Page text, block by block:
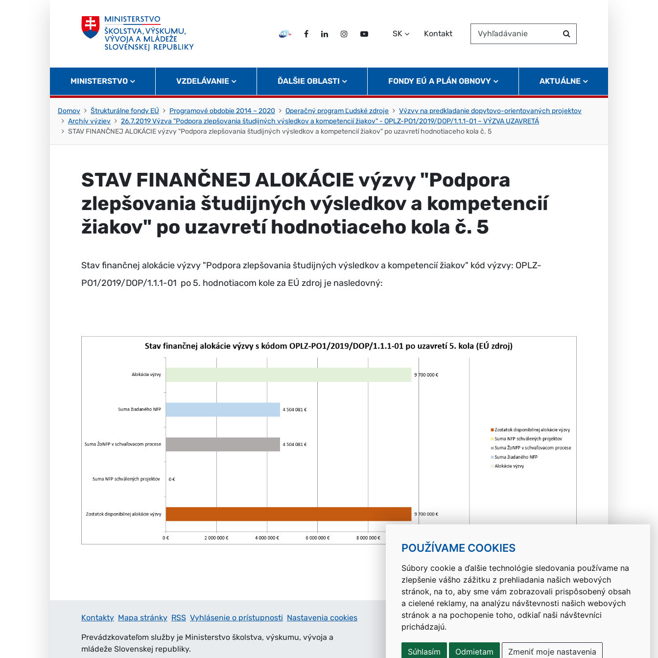
POUŽÍVAME COOKIES
Súbory cookie a ďalšie technológie sledovania používame na
zlepšenie vášho zážitku z prehliadania našich webových
stránok, na to, aby sme vám zobrazovali prispôsobený obsah
a cielené reklamy, na analýzu návštevnosti našich webových
stránok a na pochopenie toho, odkiaľ naši návštevníci
prichádzajú.
Súhlasím Odmietam Zmeniť moje nastavenia
EDU TVFacebookLinkedInInstagram
Twitter
SK Kontakt
Vyhľadávanie
Hľadať
MINISTERSTVO VZDELÁVANIE ĎALŠIE OBLASTI FONDY EÚ A PLÁN OBNOVY AKTUÁLNE
Domov Štrukturálne fondy EÚ Programové obdobie 2014 – 2020 Operačný program Ľudské zdroje
Výzvy na predkladanie dopytovo-orientovaných projektov
Archív výziev
26.7.2019 Výzva "Podpora zlepšovania študijných výsledkov a kompetencií žiakov" - OPLZ-PO1/2019/DOP/1.1.1-01 – VÝZVA UZAVRETÁ
STAV FINANČNEJ ALOKÁCIE výzvy "Podpora zlepšovania študijných výsledkov a kompetencií žiakov" po uzavretí hodnotiaceho kola č. 5
STAV FINANČNEJ ALOKÁCIE výzvy "Podpora
zlepšovania študijných výsledkov a kompetencií
žiakov" po uzavretí hodnotiaceho kola č. 5
Stav finančnej alokácie výzvy "Podpora zlepšovania študijných výsledkov a kompetencií žiakov" kód výzvy: OPLZ-
PO1/2019/DOP/1.1.1-01 po 5. hodnotiacom kole za EÚ zdroj je nasledovný:
Návrat hore
Kontakty Mapa stránky RSS Vyhlásenie o prístupnosti Nastavenia cookies
Prevádzkovateľom služby je Ministerstvo školstva, výskumu, vývoja a
mládeže Slovenskej republiky.